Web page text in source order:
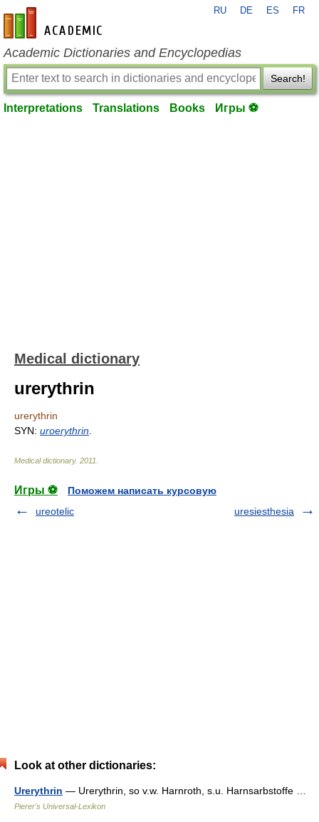
en-academic.com
RU DE ES FR
Academic Dictionaries and Encyclopedias
Search!
Interpretations Translations Books Игры ⚽
Medical dictionary
urerythrin
urerythrin
SYN: uroerythrin
Medical dictionary. 2011
Игры ⚽
Поможем написать курсовую
ureotelic
uresiesthesia
Look at other dictionaries:
Urerythrin — Urerythrin, so v.w. Harnroth, s.u. Harnsarbstoffe …
Pierer's Universal-Lexikon